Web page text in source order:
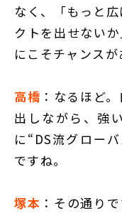
なく、「もっと
クトを出せない
にこそチャンスが
高橋 ：なるほど
出しながら、強
に“DS流グロー
ですね。
塚本 ：その通り